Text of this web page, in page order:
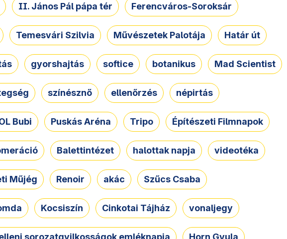
II. János Pál pápa tér Ferencváros-Soroksár
Temesvári Szilvia Művészetek Palotája Határ út
gyorshajtás softice botanikus Mad Scientist
színésznő ellenőrzés népirtás
Bubi Puskás Aréna Tripo Építészeti Filmnapok
Balettintézet halottak napja videotéka
Műjég Renoir akác Szűcs Csaba
Kocsiszín Cinkotai Tájház vonaljegy
sorozatgyilkosságok emléknapja Horn Gyula